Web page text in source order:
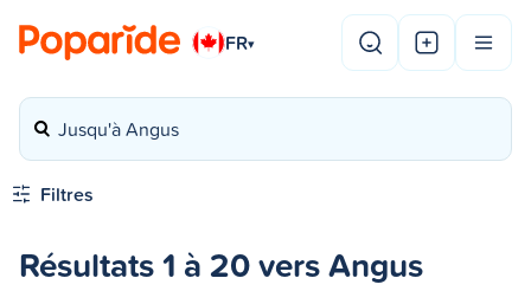
FR▾
Jusqu'à Angus
Filtres
Résultats 1 à 20 vers Angus